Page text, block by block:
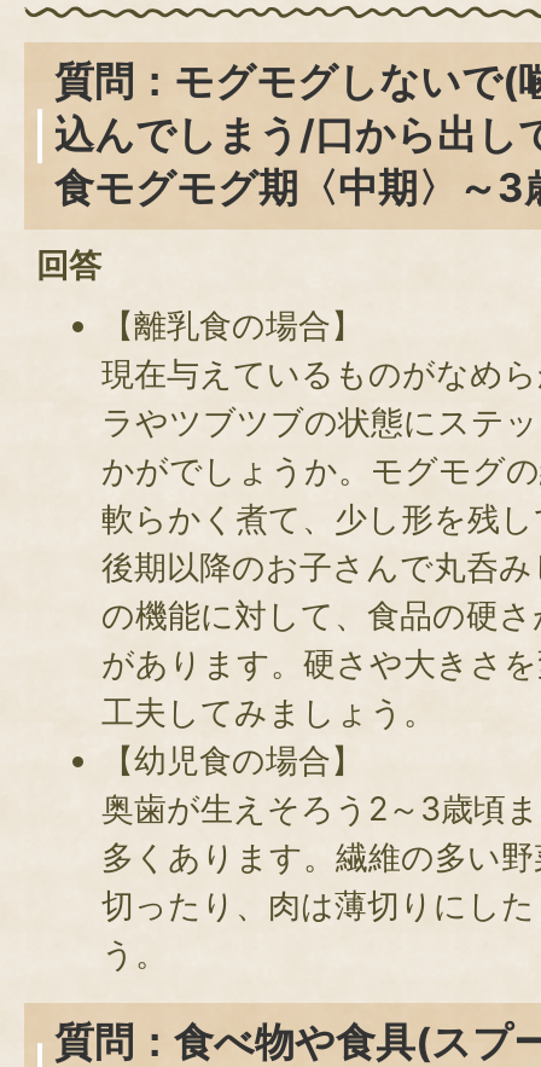
質問：モグモグしないで(
込んでしまう/口から出し
食モグモグ期〈中期〉～3
回答
【離乳食の場合】
現在与えているものがなめ
ラやツブツブの状態にステ
かがでしょうか。モグモグ
軟らかく煮て、少し形を残
後期以降のお子さんで丸呑
の機能に対して、食品の硬
があります。硬さや大きさ
工夫してみましょう。
【幼児食の場合】
奥歯が生えそろう2～3歳頃
多くあります。繊維の多い
切ったり、肉は薄切りにし
う。
質問：食べ物や食具(スプ